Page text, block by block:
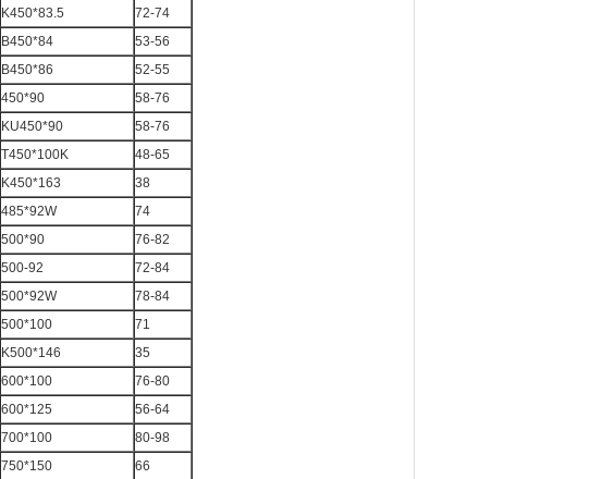
K450*83.5
72-74
B450*84
53-56
B450*86
52-55
450*90
58-76
KU450*90
58-76
T450*100K
48-65
K450*163
38
485*92W
74
500*90
76-82
500-92
72-84
500*92W
78-84
500*100
71
K500*146
35
600*100
76-80
600*125
56-64
700*100
80-98
750*150 66